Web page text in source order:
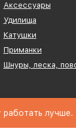
Аксессуары
Удилища
Катушки
Приманки
Шнуры, леска,